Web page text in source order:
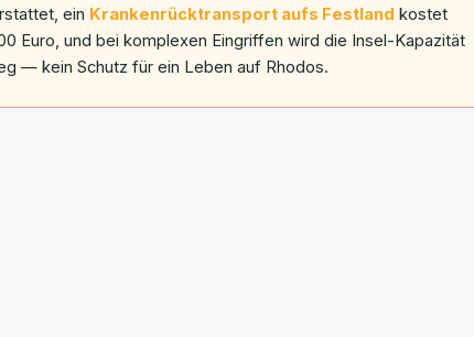
ein Krankenrücktransport aufs Festland kostet
Euro, und bei komplexen Eingriffen wird die Insel-Kapazität
— kein Schutz für ein Leben auf Rhodos.